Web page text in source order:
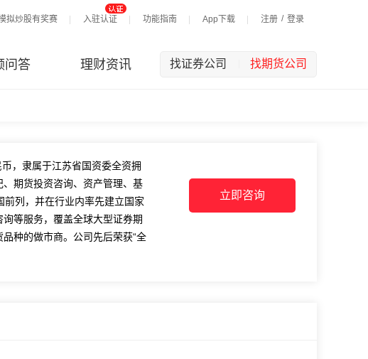
拟炒股有奖赛 入驻认证 功能指南 App下载 注册 / 登录
问答 理财资讯 找证券公司 找期货公司
，隶属于江苏省国资委全资拥
期货投资咨询、资产管理、基
列，并在行业内率先建立国家
等服务，覆盖全球大型证券期
种的做市商。公司先后荣获“全
竞争力，与广大投资者共创恢
立即咨询